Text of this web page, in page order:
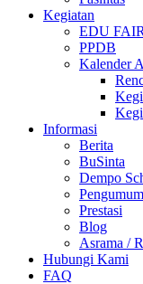
Kegiatan
EDU FAIR
PPDB
Kalender
Informasi
Berita
BuSinta
Dempo
Prestasi
Blog
Asrama /
Hubungi Kami
FAQ